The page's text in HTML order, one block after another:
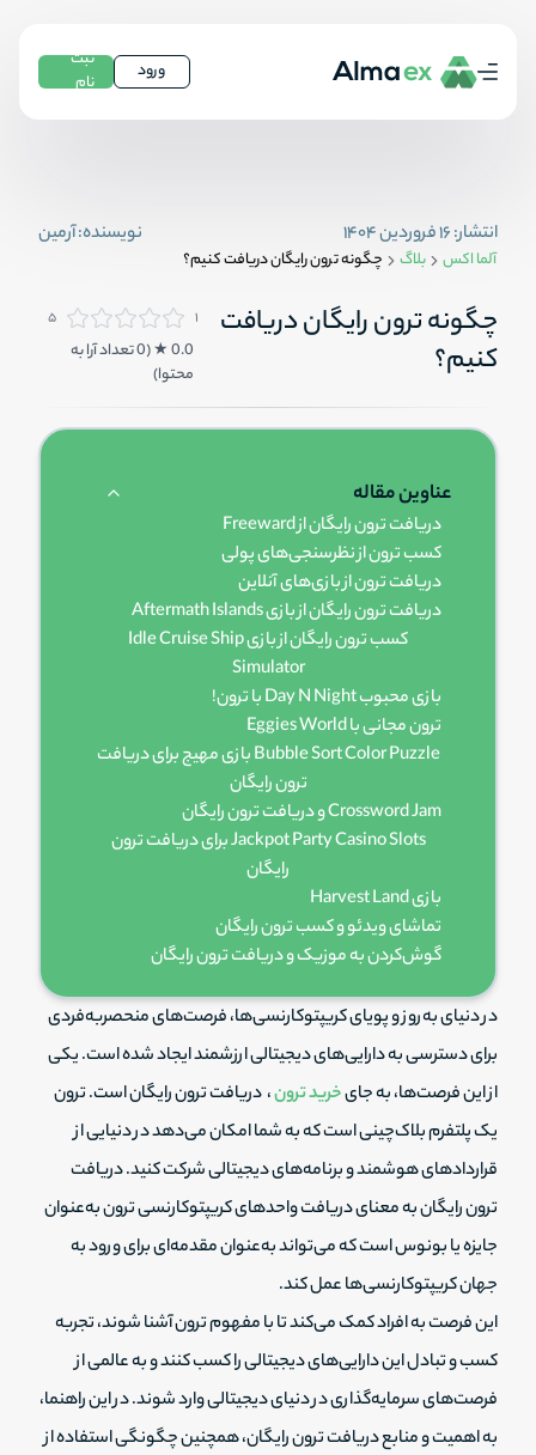
ورود
ثبت
نام
انتشار:۱۶ فروردین ۱۴۰۴ نویسنده:آرمین
آلما اکس بلاگ چگونه ترون رایگان دریافت کنیم؟
چگونه ترون رایگان دریافت
کنیم؟
۱ ۵
0.0
★ (
0تعداد آرا به
محتوا)
عناوین مقاله
دریافت ترون رایگان از Freeward
کسب ترون از نظرسنجی‌های پولی
دریافت ترون از بازی‌های آنلاین
دریافت ترون رایگان از بازی Aftermath Islands
کسب ترون رایگان از بازی Idle Cruise Ship
Simulator
بازی محبوب Day N Night با ترون!
ترون مجانی با Eggies World
Bubble Sort Color Puzzle بازی مهیج برای دریافت
ترون رایگان
Crossword Jam و دریافت ترون رایگان
Jackpot Party Casino Slots برای دریافت ترون
رایگان
بازی Harvest Land
تماشای ویدئو و کسب ترون رایگان
گوش‌کردن به موزیک و دریافت ترون رایگان
کسب درآمد از استکینگ ترون
در دنیای به‌روز و پویای کریپتوکارنسی‌ها، فرصت‌های منحصربه‌فردی
برای دسترسی به دارایی‌های دیجیتالی ارزشمند ایجاد شده است. یکی
از این فرصت‌ها، به جایخرید ترون، دریافت ترون رایگان است. ترون
یک پلتفرم بلاک‌چینی است که به شما امکان می‌دهد در دنیایی از
قراردادهای هوشمند و برنامه‌های دیجیتالی شرکت کنید. دریافت
ترون رایگان به معنای دریافت واحدهای کریپتوکارنسی ترون به‌عنوان
جایزه یا بونوس است که می‌تواند به‌عنوان مقدمه‌ای برای ورود به
جهان کریپتوکارنسی‌ها عمل کند.
این فرصت به افراد کمک می‌کند تا با مفهوم ترون آشنا شوند، تجربه
کسب و تبادل این دارایی‌های دیجیتالی را کسب کنند و به عالمی از
فرصت‌های سرمایه‌گذاری در دنیای دیجیتالی وارد شوند. در این راهنما،
به اهمیت و منابع دریافت ترون رایگان، همچنین چگونگی استفاده از